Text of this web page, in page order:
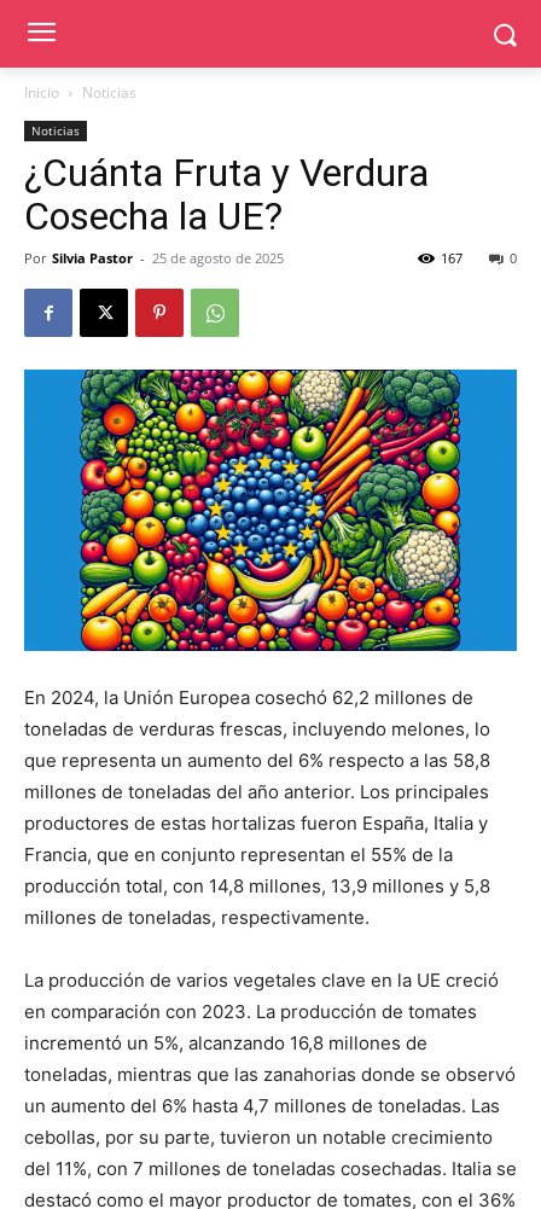
Inicio Noticias
Noticias
¿Cuánta Fruta y Verdura
Cosecha la UE?
Por Silvia Pastor - 25 de agosto de 2025 0
167
En 2024, la Unión Europea cosechó 62,2 millones de
toneladas de verduras frescas, incluyendo melones, lo
que representa un aumento del 6% respecto a las 58,8
millones de toneladas del año anterior. Los principales
productores de estas hortalizas fueron España, Italia y
Francia, que en conjunto representan el 55% de la
producción total, con 14,8 millones, 13,9 millones y 5,8
millones de toneladas, respectivamente.
La producción de varios vegetales clave en la UE creció
en comparación con 2023. La producción de tomates
incrementó un 5%, alcanzando 16,8 millones de
toneladas, mientras que las zanahorias donde se observó
un aumento del 6% hasta 4,7 millones de toneladas. Las
cebollas, por su parte, tuvieron un notable crecimiento
del 11%, con 7 millones de toneladas cosechadas. Italia se
destacó como el mayor productor de tomates, con el 36%